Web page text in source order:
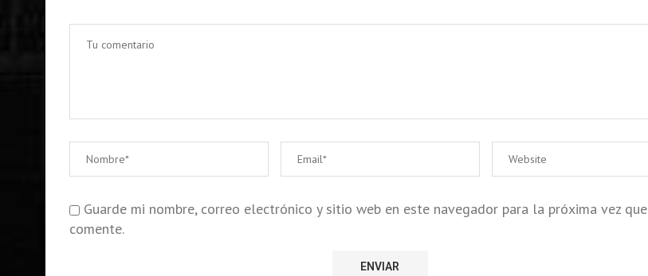
Guarde mi nombre, correo electrónico y sitio web en este navegador para la próxima vez que
comente.